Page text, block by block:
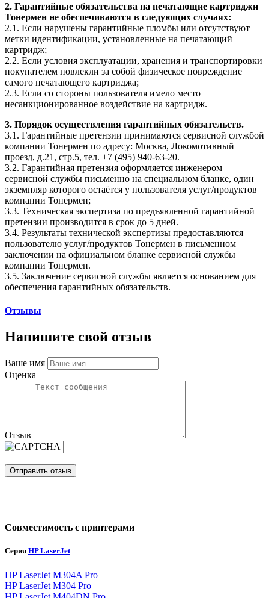
2. Гарантийные обязательства на печатающие картриджи
Тонермен не обеспечиваются в следующих случаях:
2.1. Если нарушены гарантийные пломбы или отсутствуют
метки идентификации, установленные на печатающий
картридж;
2.2. Если условия эксплуатации, хранения и транспортировки
покупателем повлекли за собой физическое повреждение
самого печатающего картриджа;
2.3. Если со стороны пользователя имело место
несанкционированное воздействие на картридж.
3. Порядок осуществления гарантийных обязательств.
3.1. Гарантийные претензии принимаются сервисной службой
компании Тонермен по адресу: Москва, Локомотивный
проезд, д.21, стр.5, тел. +7 (495) 940-63-20.
3.2. Гарантийная претензия оформляется инженером
сервисной службы письменно на специальном бланке, один
экземпляр которого остаётся у пользователя услуг/продуктов
компании Тонермен;
3.3. Техническая экспертиза по предъявленной гарантийной
претензии производится в срок до 5 дней.
3.4. Результаты технической экспертизы предоставляются
пользователю услуг/продуктов Тонермен в письменном
заключении на официальном бланке сервисной службы
компании Тонермен.
3.5. Заключение сервисной службы является основанием для
обеспечения гарантийных обязательств.
Отзывы
Напишите свой отзыв
Ваше имя
Оценка
Отзыв
Отправить отзыв
Совместимость с принтерами
Серия HP LaserJet
HP LaserJet M304A Pro
HP LaserJet M304 Pro